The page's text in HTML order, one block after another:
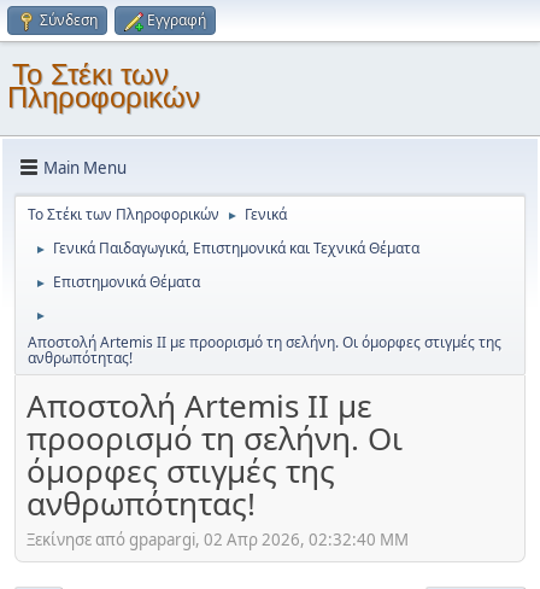
Σύνδεση Εγγραφή
Το Στέκι των
Πληροφορικών
Main Menu
Το Στέκι των Πληροφορικών ► Γενικά
► Γενικά Παιδαγωγικά, Επιστημονικά και Τεχνικά Θέματα
► Επιστημονικά Θέματα
►
Αποστολή Artemis II με προορισμό τη σελήνη. Οι όμορφες στιγμές της
ανθρωπότητας!
Αποστολή Artemis II με
προορισμό τη σελήνη. Οι
όμορφες στιγμές της
ανθρωπότητας!
Ξεκίνησε από gpapargi, 02 Απρ 2026, 02:32:40 ΜΜ